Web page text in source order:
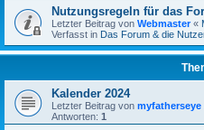
Nutzungsregeln für das
Letzter Beitrag von Webmaster«
Verfasst in Das Forum & die
Kalender 2024
Letzter Beitrag von myfatherseye
Antworten: 1